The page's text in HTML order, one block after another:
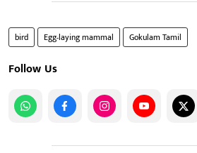
bird Egg-laying mammal Gokulam Tamil
Follow Us